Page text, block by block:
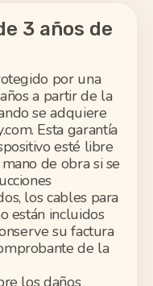
3 años de
por una
a partir de la
se adquiere
Esta garantía
esté libre
de obra si se
los cables para
están incluidos
su factura
de la
los daños